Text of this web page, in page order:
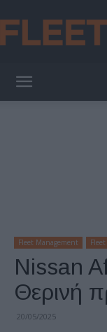
Fleet Management
Nissan
Θερινή
20/05/2025